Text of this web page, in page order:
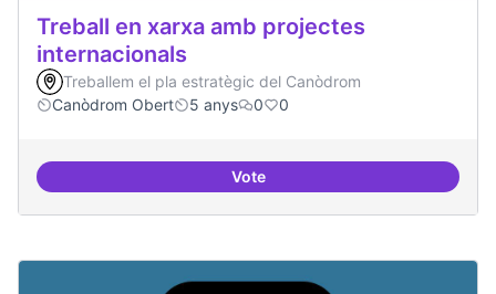
Treball en xarxa amb projectes
internacionals
Treballem el pla estratègic del Canòdrom
Canòdrom Obert
5 anys 0 0
VoteTreball en xarxa amb projectes